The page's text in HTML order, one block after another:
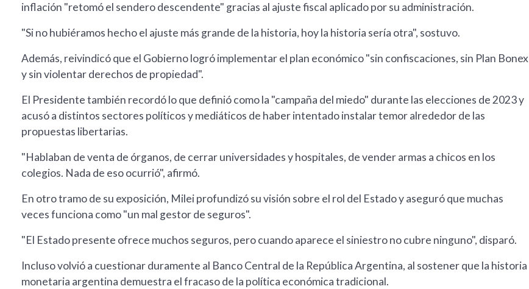
inflación "retomó el sendero descendente" gracias al ajuste fiscal aplicado por su administración.
"Si no hubiéramos hecho el ajuste más grande de la historia, hoy la historia sería otra", sostuvo.
Además, reivindicó que el Gobierno logró implementar el plan económico "sin confiscaciones, sin Plan Bonex
y sin violentar derechos de propiedad".
El Presidente también recordó lo que definió como la "campaña del miedo" durante las elecciones de 2023 y
acusó a distintos sectores políticos y mediáticos de haber intentado instalar temor alrededor de las
propuestas libertarias.
"Hablaban de venta de órganos, de cerrar universidades y hospitales, de vender armas a chicos en los
colegios. Nada de eso ocurrió", afirmó.
En otro tramo de su exposición, Milei profundizó su visión sobre el rol del Estado y aseguró que muchas
veces funciona como "un mal gestor de seguros".
"El Estado presente ofrece muchos seguros, pero cuando aparece el siniestro no cubre ninguno", disparó.
Incluso volvió a cuestionar duramente al Banco Central de la República Argentina, al sostener que la historia
monetaria argentina demuestra el fracaso de la política económica tradicional.